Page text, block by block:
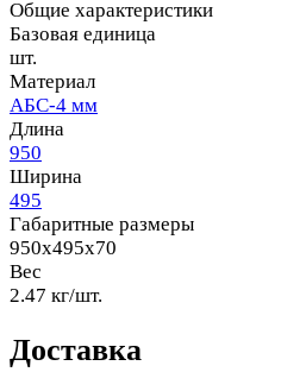
Общие характеристики
Базовая единица
шт.
Материал
АБС-4 мм
Длина
950
Ширина
495
Габаритные размеры
950x495x70
Вес
2.47 кг/шт.
Доставка